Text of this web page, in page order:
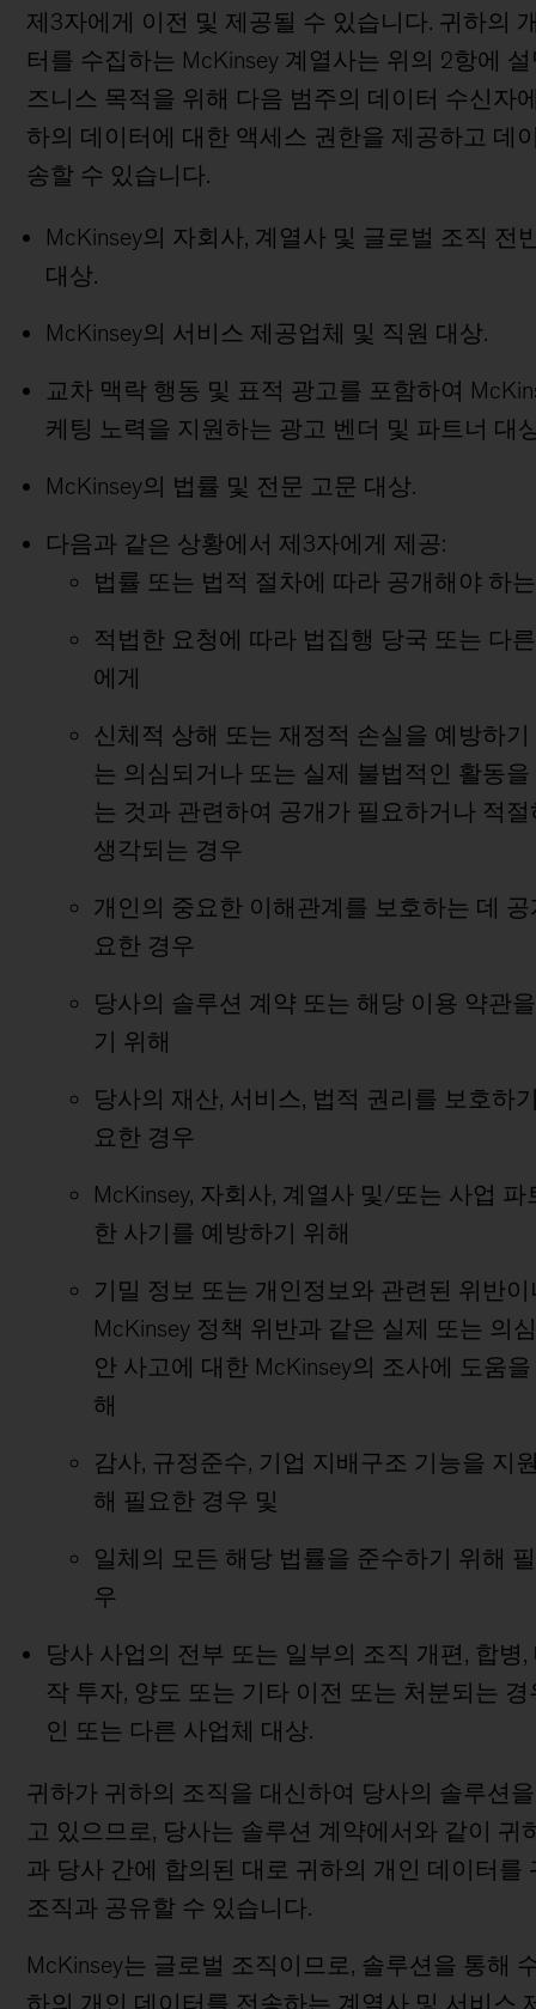
제3자에게 이전 및 제공될 수 있습니다. 귀하의
터를 수집하는 McKinsey 계열사는 위의 2항에
즈니스 목적을 위해 다음 범주의 데이터 수신자
하의 데이터에 대한 액세스 권한을 제공하고 데
송할 수 있습니다.
McKinsey의 자회사, 계열사 및 글로벌 조직 전
대상.
McKinsey의 서비스 제공업체 및 직원 대상.
교차 맥락 행동 및 표적 광고를 포함하여
케팅 노력을 지원하는 광고 벤더 및 파트너 대
McKinsey의 법률 및 전문 고문 대상.
다음과 같은 상황에서 제3자에게 제공:
법률 또는 법적 절차에 따라 공개해야 하
적법한 요청에 따라 법집행 당국 또는 다
에게
신체적 상해 또는 재정적 손실을 예방하
는 의심되거나 또는 실제 불법적인 활동
는 것과 관련하여 공개가 필요하거나 적
생각되는 경우
개인의 중요한 이해관계를 보호하는 데
요한 경우
당사의 솔루션 계약 또는 해당 이용 약관
기 위해
당사의 재산, 서비스, 법적 권리를 보호하
요한 경우
McKinsey, 자회사, 계열사 및/또는 사업 파
한 사기를 예방하기 위해
기밀 정보 또는 개인정보와 관련된 위반이
McKinsey 정책 위반과 같은 실제 또는 의
안 사고에 대한 McKinsey의 조사에 도움
해
감사, 규정준수, 기업 지배구조 기능을 지
해 필요한 경우 및
일체의 모든 해당 법률을 준수하기 위해
우
당사 사업의 전부 또는 일부의 조직 개편, 합병,
작 투자, 양도 또는 기타 이전 또는 처분되는 경
인 또는 다른 사업체 대상.
귀하가 귀하의 조직을 대신하여 당사의 솔루션
고 있으므로, 당사는 솔루션 계약에서와 같이 귀
과 당사 간에 합의된 대로 귀하의 개인 데이터를
조직과 공유할 수 있습니다.
McKinsey는 글로벌 조직이므로, 솔루션을 통해
하의 개인 데이터를 전송하는 계열사 및 서비스